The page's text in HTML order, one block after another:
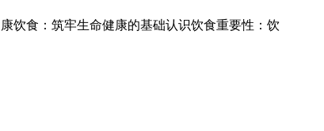
饮食：筑牢生命健康的基础认识饮食重要性：饮